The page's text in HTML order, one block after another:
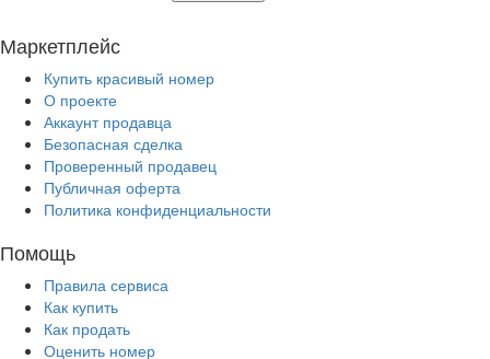
Маркетплейс
Купить красивый номер
О проекте
Аккаунт продавца
Безопасная сделка
Проверенный продавец
Публичная оферта
Политика конфиденциальности
Помощь
Правила сервиса
Как купить
Как продать
Оценить номер